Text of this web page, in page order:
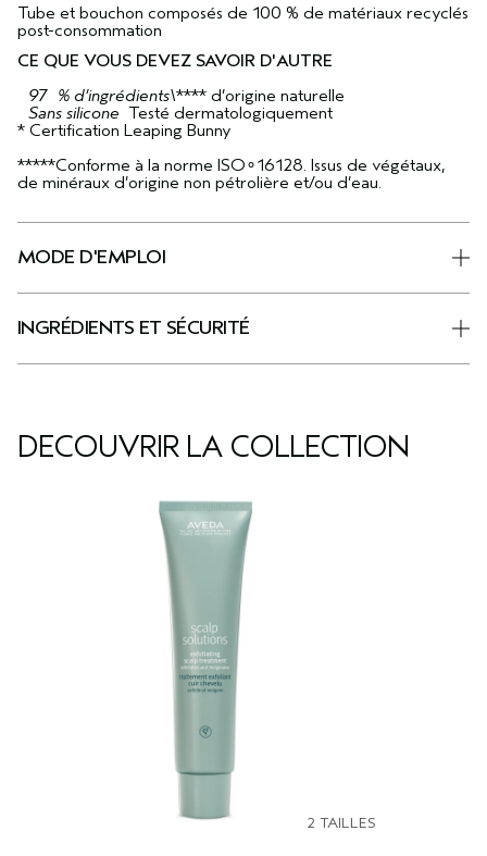
Tube et bouchon composés de 100 % de matériaux recyclés
post-consommation
CE QUE VOUS DEVEZ SAVOIR D'AUTRE
97 % d’ingrédients\**** d’origine naturelle
Sans silicone Testé dermatologiquement
* Certification Leaping Bunny
*****Conforme à la norme ISO∘16128. Issus de végétaux,
de minéraux d’origine non pétrolière et/ou d’eau.
MODE D'EMPLOI
INGRÉDIENTS ET SÉCURITÉ
DÉCOUVRIR LA COLLECTION
2 TAILLES